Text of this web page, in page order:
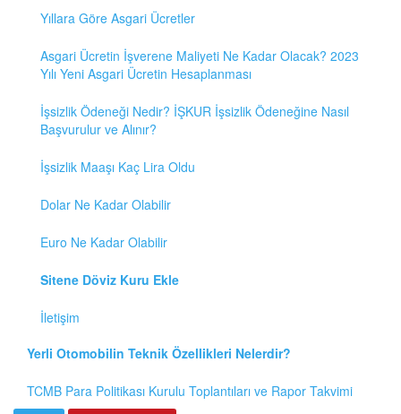
Yıllara Göre Asgari Ücretler
Asgari Ücretin İşverene Maliyeti Ne Kadar Olacak? 2023
Yılı Yeni Asgari Ücretin Hesaplanması
İşsizlik Ödeneği Nedir? İŞKUR İşsizlik Ödeneğine Nasıl
Başvurulur ve Alınır?
İşsizlik Maaşı Kaç Lira Oldu
Dolar Ne Kadar Olabilir
Euro Ne Kadar Olabilir
Sitene Döviz Kuru Ekle
İletişim
Yerli Otomobilin Teknik Özellikleri Nelerdir?
TCMB Para Politikası Kurulu Toplantıları ve Rapor Takvimi